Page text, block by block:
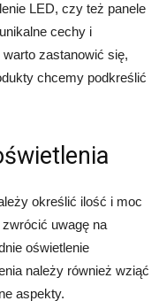
LED, czy też panele
cechy i
zastanowić się,
chcemy podkreślić
określić ilość i moc
uwagę na
oświetlenie
należy również wziąć
aspekty.